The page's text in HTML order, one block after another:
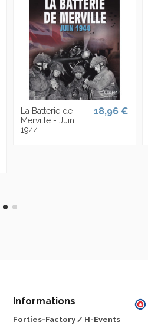
La Batterie de
Merville - Juin
1944
18,96 €
Informations
Forties-Factory / H-Events